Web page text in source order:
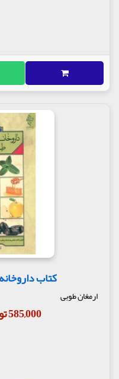
کتاب
ارمغان طوبی
585,000 تومان